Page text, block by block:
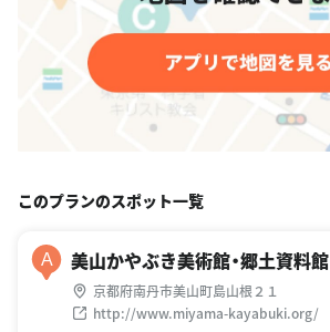
このプランのスポット一覧
A 美山かやぶき美術館・郷土資料館
京都府南丹市美山町島山根２１
http://www.miyama-kayabuki.org/